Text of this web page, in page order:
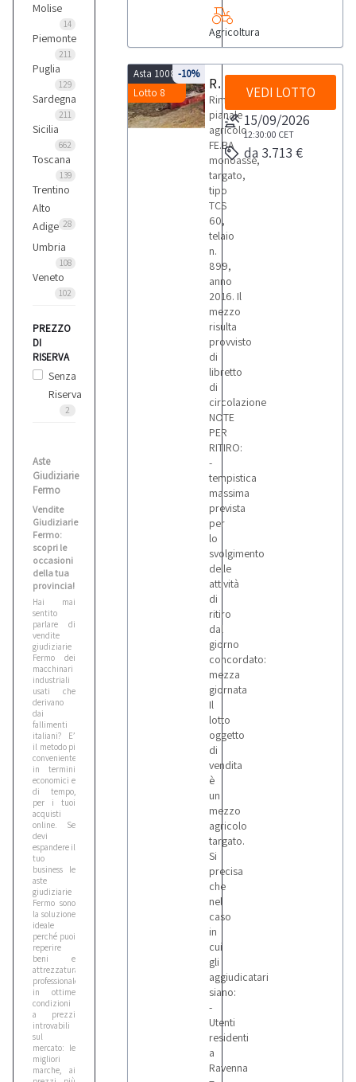
Molise
14
Piemonte
211
Puglia
129
Sardegna
211
Sicilia
662
Toscana
139
Trentino
Alto
Adige 28
Umbria
108
Veneto
102
PREZZO
DI
RISERVA
Senza
Riserva
2
Aste
Giudiziarie
Fermo
Vendite
Giudiziarie
Fermo:
scopri le
occasioni
della tua
provincia!
Hai mai
sentito
parlare di
vendite
giudiziarie
Fermo dei
macchinari
industriali
usati che
derivano
dai
fallimenti
italiani? E’
il metodo pi
conveniente,
in termini
economici e
di tempo,
per i tuoi
acquisti
online. Se
devi
espandere il
tuo
business le
aste
giudiziarie
Fermo sono
la soluzione
ideale
perché puoi
reperire
beni e
attrezzatura
professionale
in ottime
condizioni
a prezzi
introvabili
sul
mercato: le
migliori
marche, ai
Agricoltura
Asta 10081
Lotto 8
-10%
Rimorchio agricolo FE.BA TCS 60
Rimorchio-
pianale
agricolo
FE.BA
monoasse,
targato,
tipo
TCS
60,
telaio
n.
899,
anno
2016. Il
mezzo
risulta
provvisto
di
libretto
di
circolazione
NOTE
PER
RITIRO:
-
tempistica
massima
prevista
per
lo
svolgimento
delle
attività
di
ritiro
dal
giorno
concordato:
mezza
giornata
Il
lotto
oggetto
di
vendita
è
un
mezzo
agricolo
targato.
Si
precisa
che
nel
caso
in
cui
gli
aggiudicatari
siano:
-
Utenti
residenti
a
Ravenna
VEDI LOTTO
15/09/2026
12:30:00 CET
da 3.713 €